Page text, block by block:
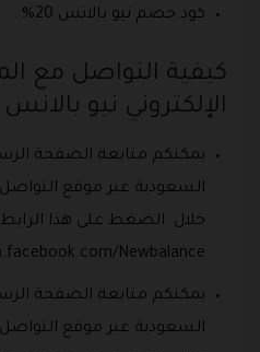
كود خصم نيو بالانس 20% .
كيفية التواصل مع
الإلكتروني نيو
يمكنكم متابعة الصفحة
السعودية عبر موقع
خلال الضغط على هذا
Newbalance/ .
يمكنكم متابعة الصفحة
السعودية عبر موقع